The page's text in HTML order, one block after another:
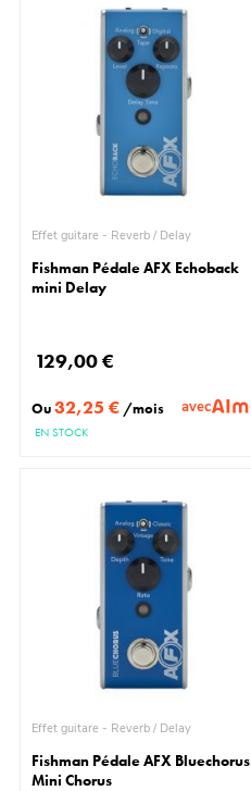
Effet guitare - Reverb / Delay
Fishman Pédale AFX Echoback
mini Delay
129,00 €
Ou32,25 € /mois avec
EN STOCK
Effet guitare - Reverb / Delay
Fishman Pédale AFX Bluechorus
Mini Chorus